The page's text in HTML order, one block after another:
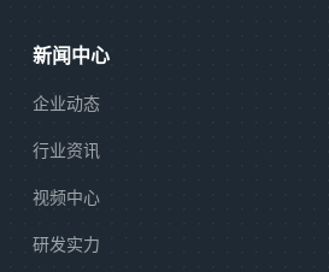
新闻中心
企业动态
行业资讯
视频中心
研发实力